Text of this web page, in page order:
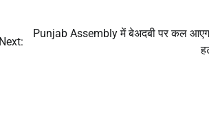
Next:
Punjab Assembly में बेअदबी पर कल